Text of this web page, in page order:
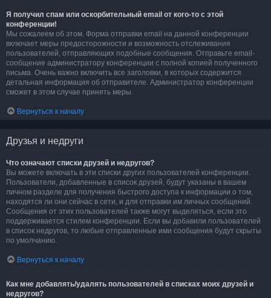
Я получил спам или оскорбительный email от кого-то с этой
конференции!
Мы сожалеем об этом. Форма отправки email на данной конференции
включает меры предосторожности и возможность отслеживания
пользователей, отправляющих подобные сообщения. Отправьте email-
сообщение администратору конференции с полной копией полученного
письма. Очень важно включить все заголовки, в которых содержится
детальная информация об отправителе. Администратор конференции
сможет в этом случае принять меры.
Вернуться к началу
Друзья и недруги
Что означают списки друзей и недругов?
Вы можете включать в эти списки других пользователей конференции.
Пользователи, добавленные в список друзей, будут указаны в вашем
личном разделе для получения быстрого доступа к информации о том,
находятся ли они сейчас в сети, и для отправки им личных сообщений.
Сообщения от этих пользователей также могут выделяться, если это
поддерживается стилем конференции. Если вы добавили пользователей
в список недругов, то любые отправленные ими сообщения будут скрыты
по умолчанию.
Вернуться к началу
Как мне добавлять/удалять пользователей в списках моих друзей и
недругов?